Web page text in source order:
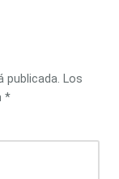
publicada. Los
*